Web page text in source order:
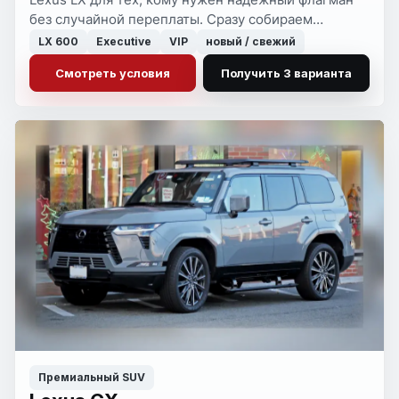
без случайной переплаты. Сразу собираем
сильные варианты под личную покупку, компанию
или лизинг.
LX 600 Executive VIP новый / свежий
Смотреть условия Получить 3 варианта
Премиальный SUV